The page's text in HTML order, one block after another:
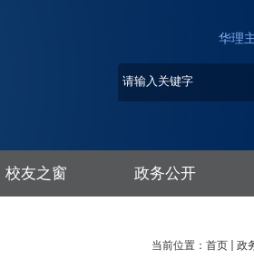
华理
校友之窗 政务公开
当前位置： 首页 政